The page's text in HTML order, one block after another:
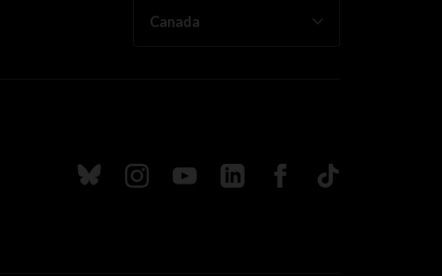
Suivez nous sur Bluesky
Suivez nous sur Instagram
Suivez nous sur Youtube
Suivez nous sur LinkedIn
Suivez nous sur
TikTok